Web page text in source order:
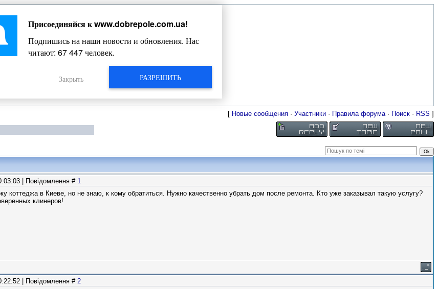
Жизнь Добропольского края
[ Новые сообщения · Участники · Правила форума· Поиск · RSS ]
| Повідомлення # 1
коттеджа в Киеве, но не знаю, к кому обратиться. Нужно качественно убрать дом после ремонта. Кто уже заказывал такую услугу?
клинеров!
| Повідомлення # 2
Присоединяйся кwww.dobrepole.com.ua!
Подпишись на наши новости и обновления. Нас
читают: 67 447человек.
РАЗРЕШИТЬ
Закрыть